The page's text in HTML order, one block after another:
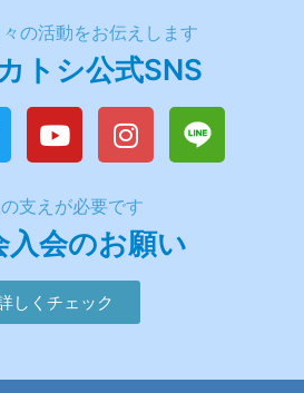
トシ公式SNS
の活動をお伝えします
入会のお願い
支えが必要です
しくチェック